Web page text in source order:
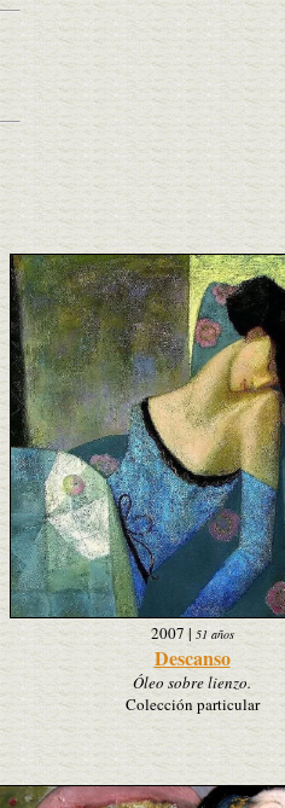
2007| 51 años
Descanso
Óleo sobre lienzo.
Colección particular